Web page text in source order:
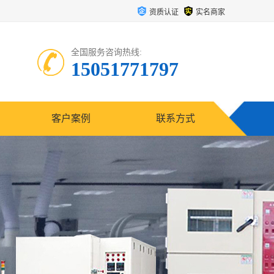
资质认证 实名商家
全国服务咨询热线:
15051771797
客户案例 联系方式